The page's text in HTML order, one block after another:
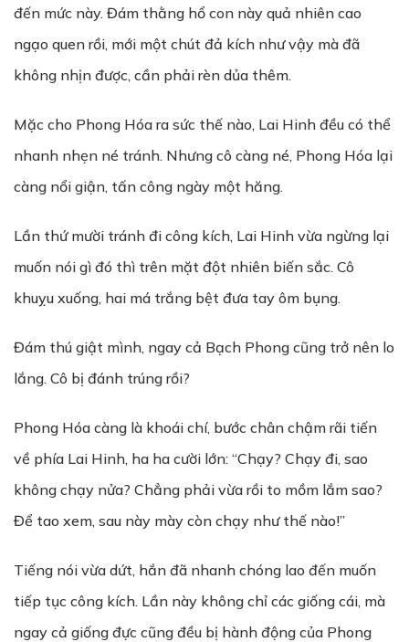
đến mức này. Đám thằng hổ con này quả nhiên cao
ngạo quen rồi, mới một chút đả kích như vậy mà đã
không nhịn được, cần phải rèn dủa thêm.
Mặc cho Phong Hóa ra sức thế nào, Lai Hinh đều có thể
nhanh nhẹn né tránh. Nhưng cô càng né, Phong Hóa lại
càng nổi giận, tấn công ngày một hăng.
Lần thứ mười tránh đi công kích, Lai Hinh vừa ngừng lại
muốn nói gì đó thì trên mặt đột nhiên biến sắc. Cô
khuỵu xuống, hai má trắng bệt đưa tay ôm bụng.
Đám thú giật mình, ngay cả Bạch Phong cũng trở nên lo
lắng. Cô bị đánh trúng rồi?
Phong Hóa càng là khoái chí, bước chân chậm rãi tiến
về phía Lai Hinh, ha ha cười lớn: “Chạy? Chạy đi, sao
không chạy nửa? Chẳng phải vừa rồi to mồm lắm sao?
Để tao xem, sau này mày còn chạy như thế nào!”
Tiếng nói vừa dứt, hắn đã nhanh chóng lao đến muốn
tiếp tục công kích. Lần này không chỉ các giống cái, mà
ngay cả giống đực cũng đều bị hành động của Phong